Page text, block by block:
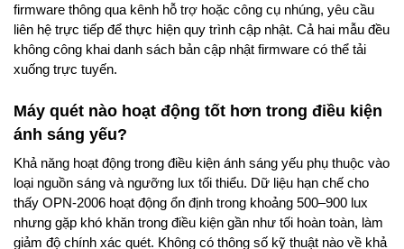
firmware thông qua kênh hỗ trợ hoặc công cụ nhúng, yêu cầu
liên hệ trực tiếp để thực hiện quy trình cập nhật. Cả hai mẫu đều
không công khai danh sách bản cập nhật firmware có thể tải
xuống trực tuyến.
Máy quét nào hoạt động tốt hơn trong điều kiện
ánh sáng yếu?
Khả năng hoạt động trong điều kiện ánh sáng yếu phụ thuộc vào
loại nguồn sáng và ngưỡng lux tối thiểu. Dữ liệu hạn chế cho
thấy OPN-2006 hoạt động ổn định trong khoảng 500–900 lux
nhưng gặp khó khăn trong điều kiện gần như tối hoàn toàn, làm
giảm độ chính xác quét. Không có thông số kỹ thuật nào về khả